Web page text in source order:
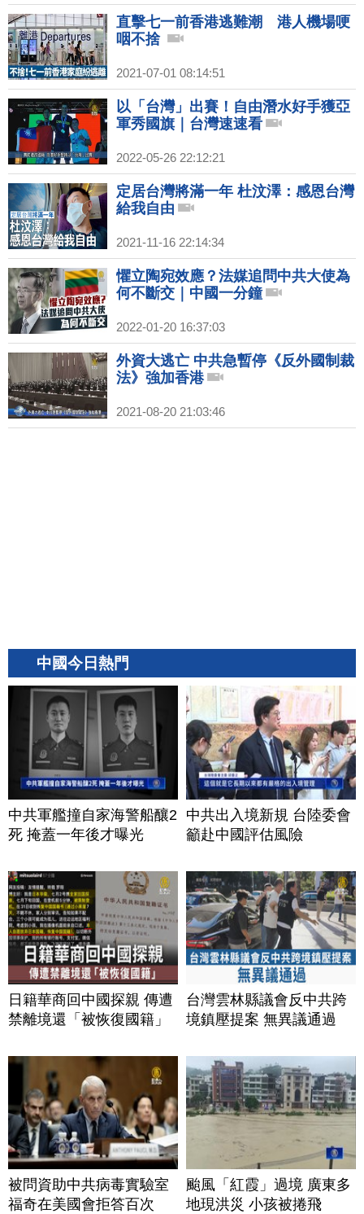
直擊七一前香港逃難潮 港人機場哽
咽不捨
2021-07-01 08:14:51
以「台灣」出賽！自由潛水好手獲亞
軍秀國旗｜台灣速速看
2022-05-26 22:12:21
定居台灣將滿一年 杜汶澤：感恩台灣
給我自由
2021-11-16 22:14:34
懼立陶宛效應？法媒追問中共大使為
何不斷交｜中國一分鐘
2022-01-20 16:37:03
外資大逃亡 中共急暫停《反外國制裁
法》強加香港
2021-08-20 21:03:46
中國今日熱門
中共軍艦撞自家海警船釀2
死 掩蓋一年後才曝光
中共出入境新規 台陸委會
籲赴中國評估風險
日籍華商回中國探親 傳遭
禁離境還「被恢復國籍」
台灣雲林縣議會反中共跨
境鎮壓提案 無異議通過
被問資助中共病毒實驗室
福奇在美國會拒答百次
颱風「紅霞」過境 廣東多
地現洪災 小孩被捲飛